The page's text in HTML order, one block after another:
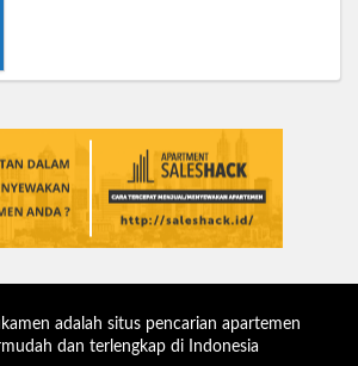
adalah situs pencarian apartemen
dan terlengkap di Indonesia